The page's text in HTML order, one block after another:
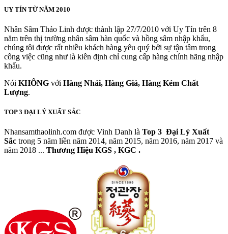
UY TÍN TỪ NĂM 2010
Nhân Sâm Thảo Linh được thành lập 27/7/2010 với Uy Tín trên 8
năm trên thị trường nhân sâm hàn quốc và hồng sâm nhập khẩu,
chúng tôi được rất nhiều khách hàng yêu quý bởi sự tận tâm trong
công việc cũng như là kiên định chỉ cung cấp hàng chính hãng nhập
khẩu.
Nói KHÔNG với Hàng Nhái, Hàng Giả, Hàng Kém Chất
Lượng.
TOP 3 ĐẠI LÝ XUẤT SẮC
Nhansamthaolinh.com được Vinh Danh là Top 3 Đại Lý Xuất
Sắc trong 5 năm liền năm 2014, năm 2015, năm 2016, năm 2017 và
năm 2018 ... Thương Hiệu KGS , KGC .